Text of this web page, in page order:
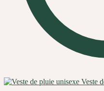
Veste